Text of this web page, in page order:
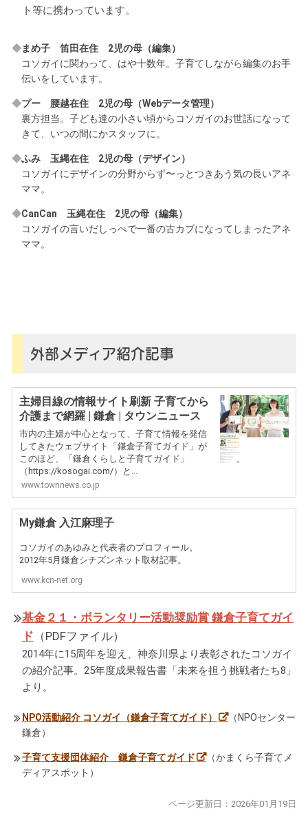
ト等に携わっています。
まめ子 笛田在住 2児の母（編集）
コソガイに関わって、はや十数年。子育てしながら編集のお手
伝いをしています。
プー 腰越在住 2児の母（Webデータ管理）
裏方担当。子ども達の小さい頃からコソガイのお世話になって
きて、いつの間にかスタッフに。
ふみ 玉縄在住 2児の母（デザイン）
コソガイにデザインの分野からず〜っとつきあう気の長いアネ
ママ。
CanCan 玉縄在住 2児の母（編集）
コソガイの言いだしっぺで一番の古カブになってしまったアネ
ママ。
外部メディア紹介記事
主婦目線の情報サイト刷新 子育てから
介護まで網羅 | 鎌倉 | タウンニュース
市内の主婦が中心となって、子育て情報を発信
してきたウェブサイト「鎌倉子育てガイド」が
このほど、「鎌倉くらしと子育てガイド」
（https://kosogai.com/）と...
www.townnews.co.jp
My鎌倉 入江麻理子
コソガイのあゆみと代表者のプロフィール。
2012年5月鎌倉シチズンネット取材記事。
www.kcn-net.org
基金２１・ボランタリー活動奨励賞 鎌倉子育てガイ
ド （PDFファイル）
2014年に15周年を迎え、神奈川県より表彰されたコソガイ
の紹介記事。25年度成果報告書「未来を担う挑戦者たち8」
より。
NPO活動紹介 コソガイ（鎌倉子育てガイド）
（NPOセンター
鎌倉）
子育て支援団体紹介 鎌倉子育てガイド
（かまくら子育てメ
ディアスポット）
ページ更新日： 2026年01月19日
by